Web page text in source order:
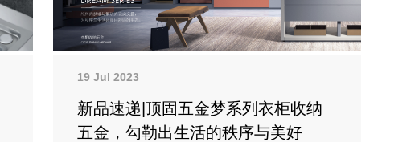
19 Jul 2023
新品速递|顶固五金梦系列衣柜收纳
五金，勾勒出生活的秩序与美好